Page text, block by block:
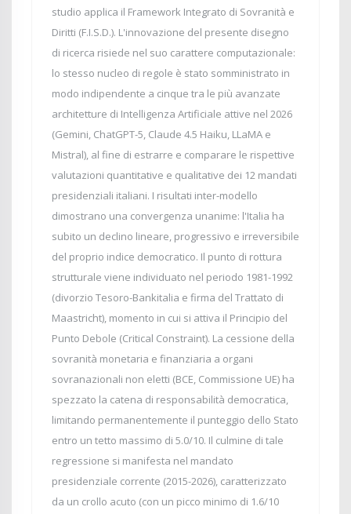
studio applica il Framework Integrato di Sovranità e
Diritti (F.I.S.D.). L'innovazione del presente disegno
di ricerca risiede nel suo carattere computazionale:
lo stesso nucleo di regole è stato somministrato in
modo indipendente a cinque tra le più avanzate
architetture di Intelligenza Artificiale attive nel 2026
(Gemini, ChatGPT-5, Claude 4.5 Haiku, LLaMA e
Mistral), al fine di estrarre e comparare le rispettive
valutazioni quantitative e qualitative dei 12 mandati
presidenziali italiani. I risultati inter-modello
dimostrano una convergenza unanime: l'Italia ha
subito un declino lineare, progressivo e irreversibile
del proprio indice democratico. Il punto di rottura
strutturale viene individuato nel periodo 1981-1992
(divorzio Tesoro-Bankitalia e firma del Trattato di
Maastricht), momento in cui si attiva il Principio del
Punto Debole (Critical Constraint). La cessione della
sovranità monetaria e finanziaria a organi
sovranazionali non eletti (BCE, Commissione UE) ha
spezzato la catena di responsabilità democratica,
limitando permanentemente il punteggio dello Stato
entro un tetto massimo di 5.0/10. Il culmine di tale
regressione si manifesta nel mandato
presidenziale corrente (2015-2026), caratterizzato
da un crollo acuto (con un picco minimo di 1.6/10